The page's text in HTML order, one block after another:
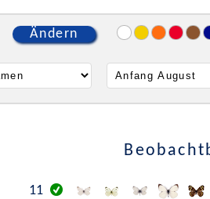
Ändern
11